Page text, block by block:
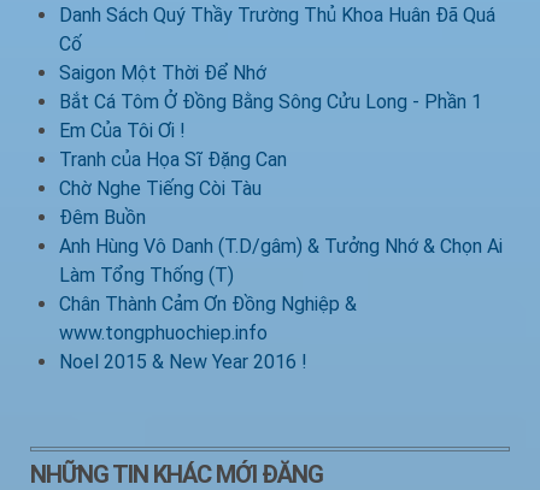
Danh Sách Quý Thầy Trường Thủ Khoa Huân Đã Quá
Cố
Saigon Một Thời Để Nhớ
Bắt Cá Tôm Ở Đồng Bằng Sông Cửu Long - Phần 1
Em Của Tôi Ơi !
Tranh của Họa Sĩ Đặng Can
Chờ Nghe Tiếng Còi Tàu
Đêm Buồn
Anh Hùng Vô Danh (T.D/gâm) & Tưởng Nhớ & Chọn Ai
Làm Tổng Thống (T)
Chân Thành Cảm Ơn Đồng Nghiệp &
www.tongphuochiep.info
Noel 2015 & New Year 2016 !
NHỮNG TIN KHÁC MỚI ĐĂNG